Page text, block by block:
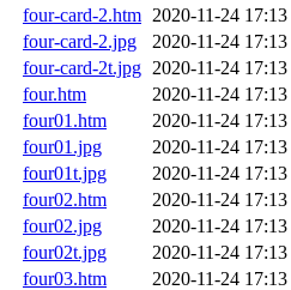
four-card-2.htm 2020-11-24 17:13
four-card-2.jpg
2020-11-24 17:13
four-card-2t.jpg 2020-11-24 17:13
four.htm
2020-11-24 17:13
four01.htm
2020-11-24 17:13
four01.jpg
2020-11-24 17:13
four01t.jpg
2020-11-24 17:13
four02.htm
2020-11-24 17:13
four02.jpg
2020-11-24 17:13
four02t.jpg
2020-11-24 17:13
four03.htm
2020-11-24 17:13